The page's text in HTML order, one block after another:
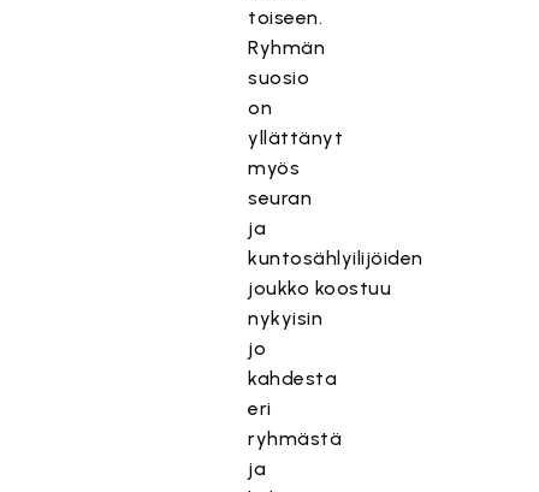
toiseen.
Ryhmän
suosio
on
yllättänyt
myös
seuran
ja
kuntosählyilijöiden
joukko koostuu
nykyisin
jo
kahdesta
eri
ryhmästä
ja